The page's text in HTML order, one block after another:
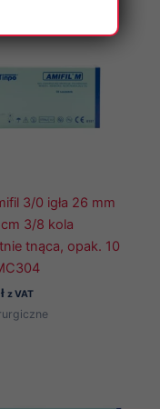
3/0 igła 26 mm
3/8 kola
tnąca, opak. 10
z VAT